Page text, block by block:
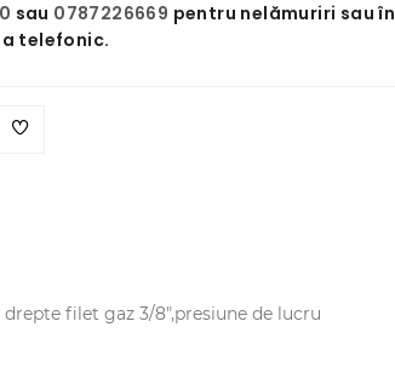
sau 0787226669 pentru nelămuriri sau în
telefonic.
filet gaz 3/8",presiune de lucru